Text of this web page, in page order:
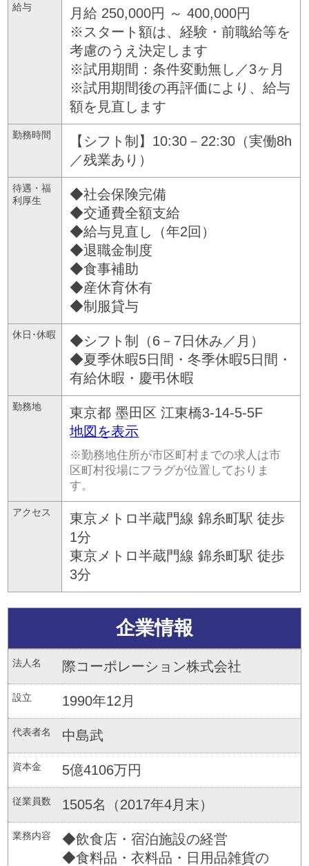
給与
月給 250,000円 ～ 400,000円
※スタート額は、経験・前職給等を
考慮のうえ決定します
※試用期間：条件変動無し／3ヶ月
※試用期間後の再評価により、給与
額を見直します
勤務時間
【シフト制】10:30－22:30（実働8h
／残業あり）
待遇・福
利厚生
◆社会保険完備
◆交通費全額支給
◆給与見直し（年2回）
◆退職金制度
◆食事補助
◆産休育休有
◆制服貸与
休日･休暇
◆シフト制（6－7日休み／月）
◆夏季休暇5日間・冬季休暇5日間・
有給休暇・慶弔休暇
勤務地 東京都 墨田区 江東橋3-14-5-5F
地図を表示
※勤務地住所が市区町村までの求人は市
区町村役場にフラグが位置しておりま
す。
アクセス
東京メトロ半蔵門線 錦糸町駅 徒歩
1分
東京メトロ半蔵門線 錦糸町駅 徒歩
3分
企業情報
法人名 際コーポレーション株式会社
設立 1990年12月
代表者名 中島武
資本金 5億4106万円
従業員数 1505名（2017年4月末）
業務内容
◆飲食店・宿泊施設の経営
◆食料品・衣料品・日用品雑貨の